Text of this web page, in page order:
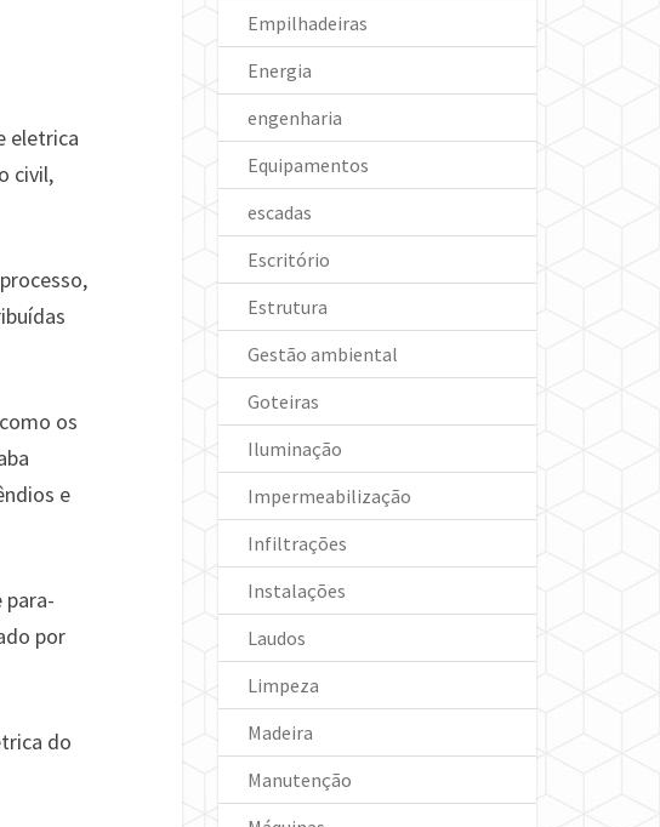
eletrica
civil,
os
e
para-
por
do
Empilhadeiras
Energia
engenharia
Equipamentos
escadas
Escritório
Estrutura
Gestão ambiental
Goteiras
Iluminação
Impermeabilização
Infiltrações
Instalações
Laudos
Limpeza
Madeira
Manutenção